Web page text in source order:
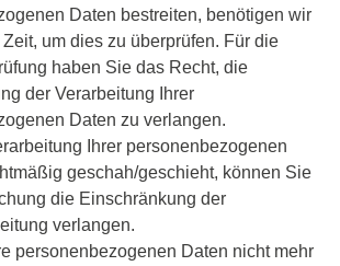
Daten bestreiten, benötigen wir
um dies zu überprüfen. Für die
haben Sie das Recht, die
der Verarbeitung Ihrer
Daten zu verlangen.
Ihrer personenbezogenen
geschah/geschieht, können Sie
die Einschränkung der
verlangen.
personenbezogenen Daten nicht mehr